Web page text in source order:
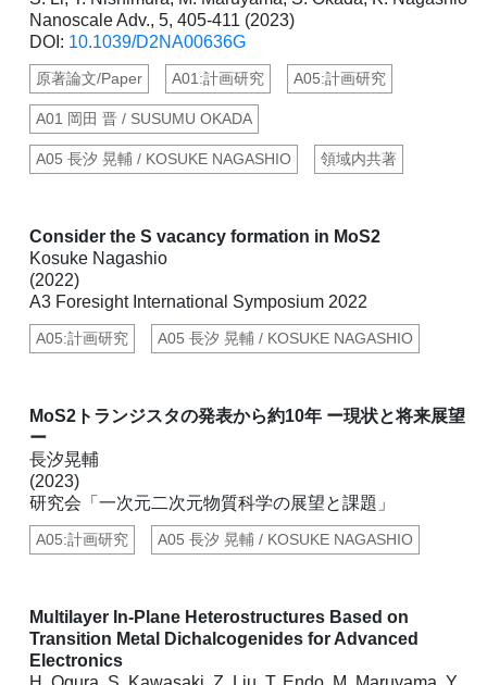
Nanoscale Adv., 5, 405-411 (2023)
DOI: 10.1039/D2NA00636G
原著論文/Paper A01:計画研究 A05:計画研究
A01 岡田 晋 / SUSUMU OKADA
A05 長汐 晃輔 / KOSUKE NAGASHIO 領域内共著
Consider the S vacancy formation in MoS2
Kosuke Nagashio
(2022)
A3 Foresight International Symposium 2022
A05:計画研究 A05 長汐 晃輔 / KOSUKE NAGASHIO
MoS2トランジスタの発表から約10年 ー現状と将来展望
ー
長汐晃輔
(2023)
研究会「一次元二次元物質科学の展望と課題」
A05:計画研究 A05 長汐 晃輔 / KOSUKE NAGASHIO
Multilayer In-Plane Heterostructures Based on
Transition Metal Dichalcogenides for Advanced
Electronics